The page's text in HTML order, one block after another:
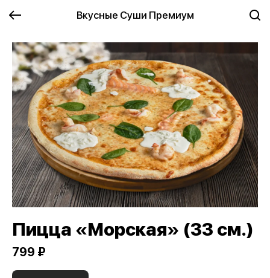
Вкусные Суши Премиум
Пицца «Морская» (33 см.)
799 ₽